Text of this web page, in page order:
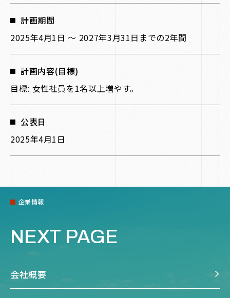
計画期間
2025年4月1日 〜 2027年3月31日までの2年間
計画内容(目標)
目標: 女性社員を1名以上増やす。
公表日
2025年4月1日
企業情報
NEXT PAGE
会社概要